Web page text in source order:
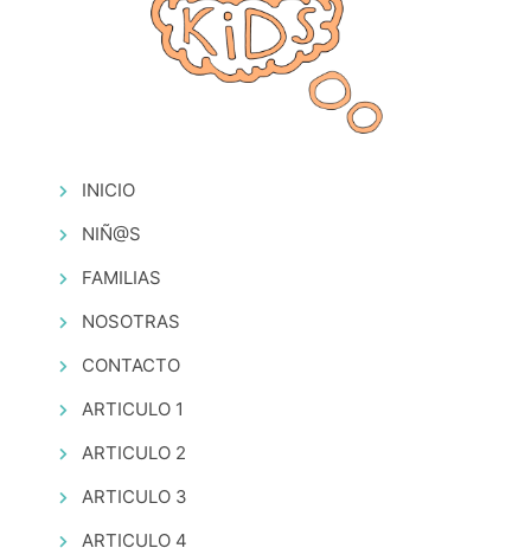
INICIO
NIÑ@S
FAMILIAS
NOSOTRAS
CONTACTO
ARTICULO 1
ARTICULO 2
ARTICULO 3
ARTICULO 4